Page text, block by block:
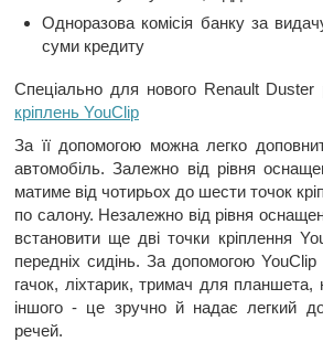
Одноразова комісія банку за
суми кредиту
Спеціально для нового Renault Duster
кріплень YouClip
За її допомогою можна легко
автомобіль. Залежно від рівня
матиме від чотирьох до шести точок
по салону. Незалежно від рівня
встановити ще дві точки кріплення
передніх сидінь. За допомогою YouClip
гачок, ліхтарик, тримач для планшета,
іншого - це зручно й надає легкий
речей.